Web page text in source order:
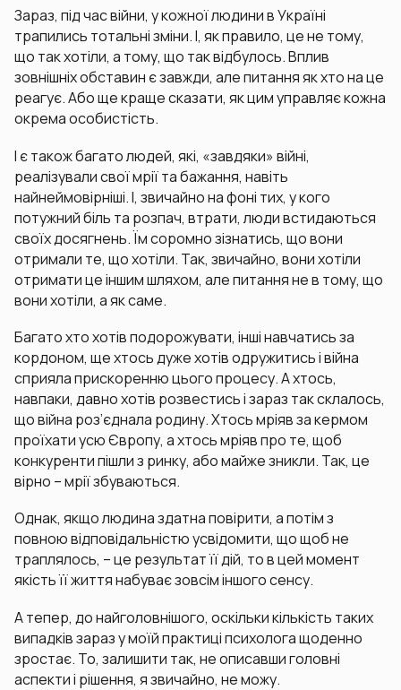
Зараз, під час війни, у кожної людини в Україні
трапились тотальні зміни. І, як правило, це не тому,
що так хотіли, а тому, що так відбулось. Вплив
зовнішніх обставин є завжди, але питання як хто на це
реагує. Або ще краще сказати, як цим управляє кожна
окрема особистість.
І є також багато людей, які, «завдяки» війні,
реалізували свої мрії та бажання, навіть
найнеймовірніші. І, звичайно на фоні тих, у кого
потужний біль та розпач, втрати, люди встидаються
своїх досягнень. Їм соромно зізнатись, що вони
отримали те, що хотіли. Так, звичайно, вони хотіли
отримати це іншим шляхом, але питання не в тому, що
вони хотіли, а як саме.
Багато хто хотів подорожувати, інші навчатись за
кордоном, ще хтось дуже хотів одружитись і війна
сприяла прискоренню цього процесу. А хтось,
навпаки, давно хотів розвестись і зараз так склалось,
що війна роз’єднала родину. Хтось мріяв за кермом
проїхати усю Європу, а хтось мріяв про те, щоб
конкуренти пішли з ринку, або майже зникли. Так, це
вірно – мрії збуваються.
Однак, якщо людина здатна повірити, а потім з
повною відповідальністю усвідомити, що щоб не
траплялось, – це результат її дій, то в цей момент
якість її життя набуває зовсім іншого сенсу.
А тепер, до найголовнішого, оскільки кількість таких
випадків зараз у моїй практиці психолога щоденно
зростає. То, залишити так, не описавши головні
аспекти і рішення, я звичайно, не можу.